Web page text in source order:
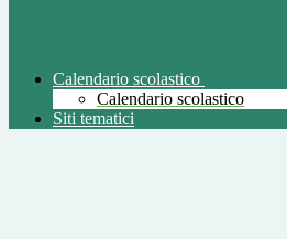
Calendario scolastico
Calendario scolastico
Siti tematici